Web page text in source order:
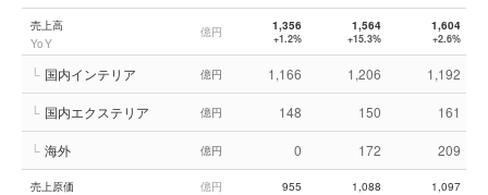
売上高
YoY
億円 1,356
+1.2%
1,564
+15.3%
1,604
+2.6%
└ 国内インテリア 億円 1,166 1,206 1,192
└ 国内エクステリア 億円 148 150 161
└ 海外 億円 0 172 209
売上原価 億円 955 1,088 1,097